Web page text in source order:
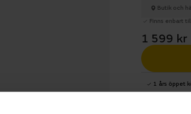
Butik och
Finns enbart
1 599 kr
1 års öppet